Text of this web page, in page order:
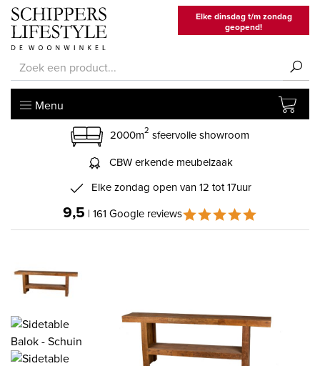
Elke dinsdag t/m zondag
geopend!
Menu
2000m2 sfeervolle showroom
CBW erkende meubelzaak
Elke zondag open van 12 tot 17uur
9,5 | 161 Google reviews